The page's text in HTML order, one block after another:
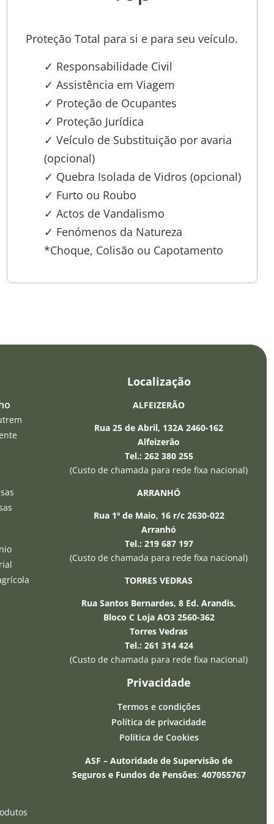
Proteção Total para si e para seu veículo.
✓ Responsabilidade Civil
✓ Assistência em Viagem
✓ Proteção de Ocupantes
✓ Proteção Jurídica
✓ Veículo de Substituição por avaria
(opcional)
✓ Quebra Isolada de Vidros (opcional)
✓ Furto ou Roubo
✓ Actos de Vandalismo
✓ Fenómenos da Natureza
*Choque, Colisão ou Capotamento
Localização
ALFEIZERÃO
Rua 25 de Abril, 132A 2460-162
Alfeizerão
Tel.: 262 380 255
(Custo de chamada para rede fixa nacional)
ARRANHÓ
Rua 1º de Maio, 16 r/c 2630-022
Arranhó
Tel.: 219 687 197
(Custo de chamada para rede fixa nacional)
TORRES VEDRAS
Rua Santos Bernardes, 8 Ed. Arandis,
Bloco C Loja AO3 2560-362
Torres Vedras
Tel.: 261 314 424
(Custo de chamada para rede fixa nacional)
Privacidade
Termos e condições
Política de privacidade
Política de Cookies
ASF – Autoridade de Supervisão de
Seguros e Fundos de Pensões: 407055767
Olá, sou o assistente IA da Seguros 24 e
posso esclarecer qualquer duvida que
tenha. Relembro que a informação que
forneço é baseada em inteligência